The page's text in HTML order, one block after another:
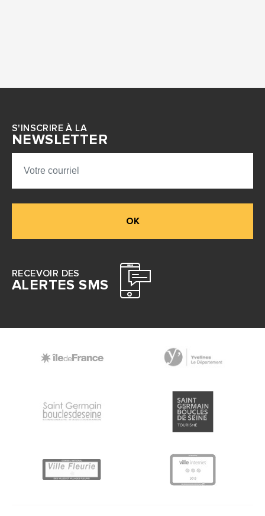
S'INSCRIRE À LA
NEWSLETTER
OK
RECEVOIR DES
ALERTES SMS